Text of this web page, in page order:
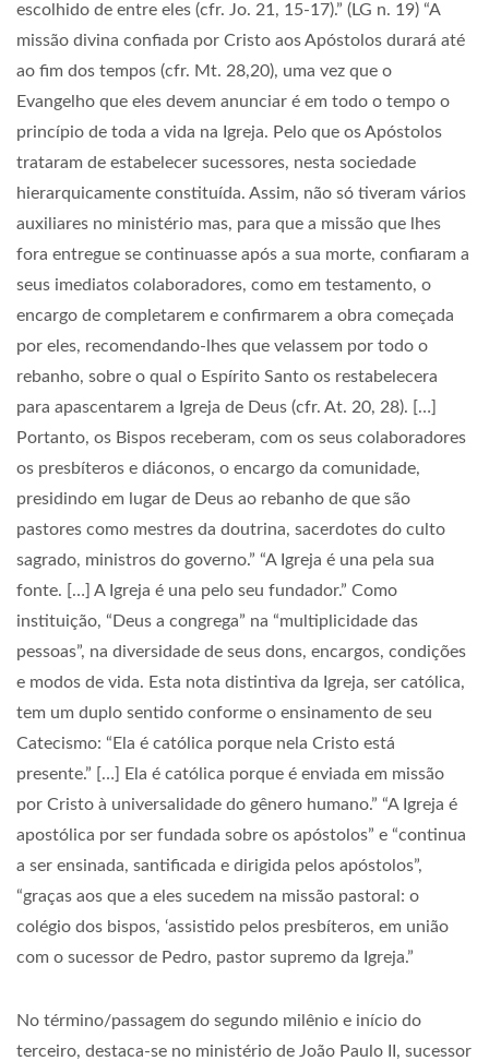
escolhido de entre eles (cfr. Jo. 21, 15-17).” (LG n. 19) “A
missão divina confiada por Cristo aos Apóstolos durará até
ao fim dos tempos (cfr. Mt. 28,20), uma vez que o
Evangelho que eles devem anunciar é em todo o tempo o
princípio de toda a vida na Igreja. Pelo que os Apóstolos
trataram de estabelecer sucessores, nesta sociedade
hierarquicamente constituída. Assim, não só tiveram vários
auxiliares no ministério mas, para que a missão que lhes
fora entregue se continuasse após a sua morte, confiaram a
seus imediatos colaboradores, como em testamento, o
encargo de completarem e confirmarem a obra começada
por eles, recomendando-lhes que velassem por todo o
rebanho, sobre o qual o Espírito Santo os restabelecera
para apascentarem a Igreja de Deus (cfr. At. 20, 28). […]
Portanto, os Bispos receberam, com os seus colaboradores
os presbíteros e diáconos, o encargo da comunidade,
presidindo em lugar de Deus ao rebanho de que são
pastores como mestres da doutrina, sacerdotes do culto
sagrado, ministros do governo.” “A Igreja é una pela sua
fonte. […] A Igreja é una pelo seu fundador.” Como
instituição, “Deus a congrega” na “multiplicidade das
pessoas”, na diversidade de seus dons, encargos, condições
e modos de vida. Esta nota distintiva da Igreja, ser católica,
tem um duplo sentido conforme o ensinamento de seu
Catecismo: “Ela é católica porque nela Cristo está
presente.” […] Ela é católica porque é enviada em missão
por Cristo à universalidade do gênero humano.” “A Igreja é
apostólica por ser fundada sobre os apóstolos” e “continua
a ser ensinada, santificada e dirigida pelos apóstolos”,
“graças aos que a eles sucedem na missão pastoral: o
colégio dos bispos, ‘assistido pelos presbíteros, em união
com o sucessor de Pedro, pastor supremo da Igreja.”
No término/passagem do segundo milênio e início do
terceiro, destaca-se no ministério de João Paulo II, sucessor